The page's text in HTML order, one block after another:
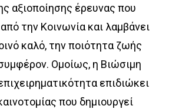
αξιοποίησης έρευνας που
την Κοινωνία και λαμβάνει
καλό, την ποιότητα ζωής
Ομοίως, η Βιώσιμη
επιδιώκει
που δημιουργεί